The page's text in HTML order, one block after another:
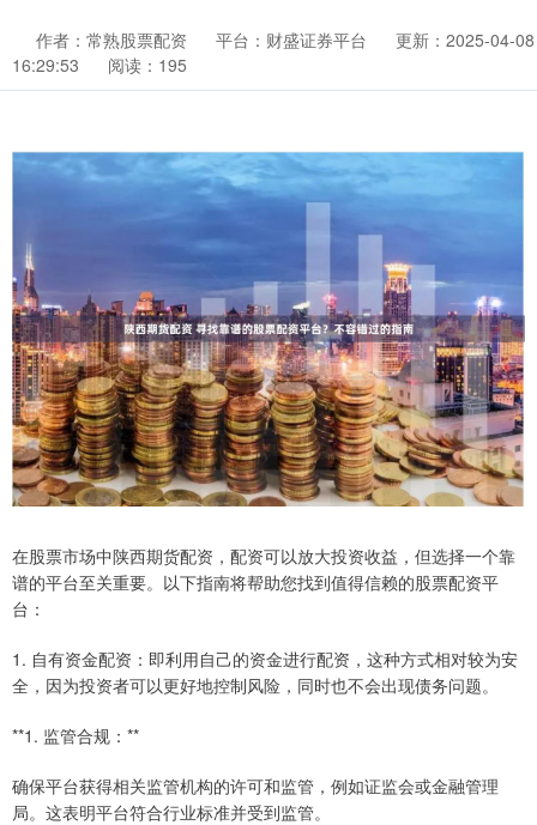
作者：常熟股票配资 平台：财盛证券平台
更新：2025-04-08
16:29:53
阅读：195
在股票市场中陕西期货配资，配资可以放大投资收益，但选择一个靠
谱的平台至关重要。以下指南将帮助您找到值得信赖的股票配资平
台：
1. 自有资金配资：即利用自己的资金进行配资，这种方式相对较为安
全，因为投资者可以更好地控制风险，同时也不会出现债务问题。
**1. 监管合规：**
确保平台获得相关监管机构的许可和监管，例如证监会或金融管理
局。这表明平台符合行业标准并受到监管。